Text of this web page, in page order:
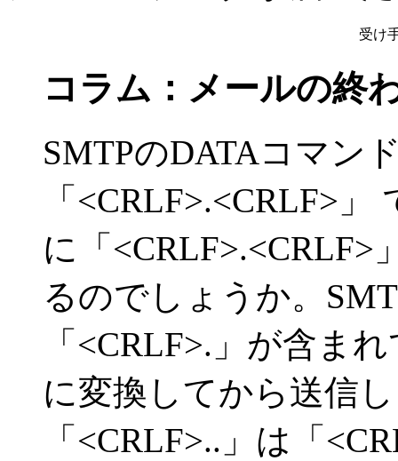
受け
コラム：メールの終
SMTPのDATAコマン
「<CRLF>.<CRLF>
に「
るのでしょうか。
「<CRLF>.」が含ま
に変換してから送信
「<CRLF>..」は「